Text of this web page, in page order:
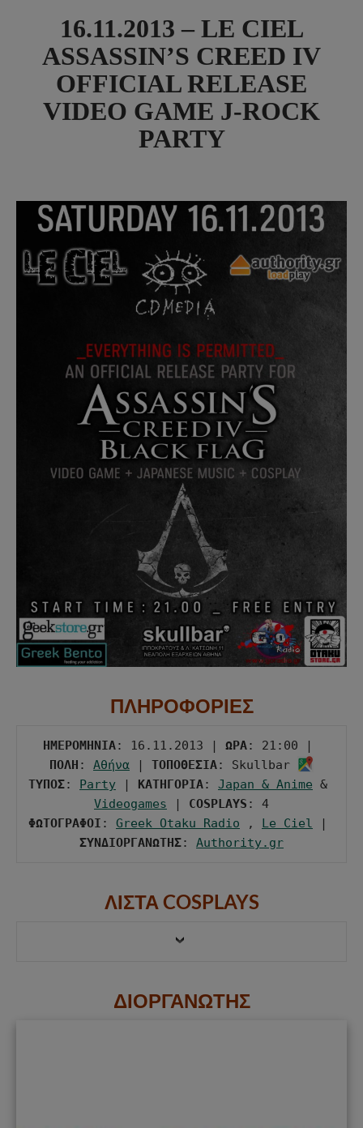
16.11.2013 – LE CIEL
ASSASSIN’S CREED IV
OFFICIAL RELEASE
VIDEO GAME J-ROCK
PARTY
ΠΛΗΡΟΦΟΡΙΕΣ
ΗΜΕΡΟΜΗΝΙΑ: 16.11.2013 | ΩΡΑ
ΠΟΛΗ : Αθήνα | ΤΟΠΟΘΕΣΙΑ: Skullbar
ΤΥΠΟΣ: Party | ΚΑΤΗΓΟΡΙΑ: Japan & Anime
Videogames | COSPLAYS
ΦΩΤΟΓΡΑΦΟΙ : Greek Otaku Radio , Le Ciel
ΣΥΝΔΙΟΡΓΑΝΩΤΗΣ: Authority.gr
ΛΙΣΤΑ COSPLAYS
ΔΙΟΡΓΑΝΩΤΗΣ